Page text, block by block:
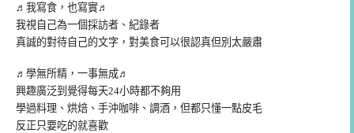
♬我寫食，也寫實♬
我視自己為一個採訪者、紀錄者
真誠的對待自己的文字，對美食可以很認真但別太嚴肅
♬學無所精，一事無成♬
興趣廣泛到覺得每天24小時都不夠用
學過料理、烘焙、手沖咖啡、調酒，但都只懂一點皮毛
反正只要吃的就喜歡